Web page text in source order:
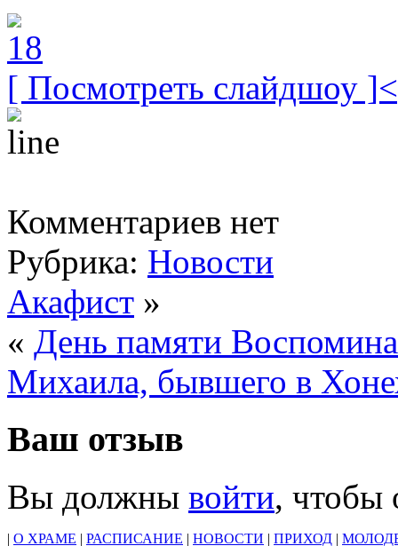
[ Посмотреть слайдшоу
Комментариев нет
Рубрика: Новости
Акафист »
« День памяти
Михаила, бывшего в
Ваш отзыв
Вы должны войти, чтобы
| О ХРАМЕ | РАСПИСАНИЕ | НОВОСТИ | ПРИХОД |